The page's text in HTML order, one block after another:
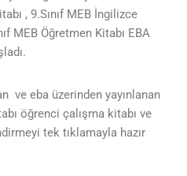
, 9.Sınıf MEB İngilizce
MEB Öğretmen Kitabı EBA
ve eba üzerinden yayınlanan
öğrenci çalışma kitabı ve
tek tıklamayla hazır